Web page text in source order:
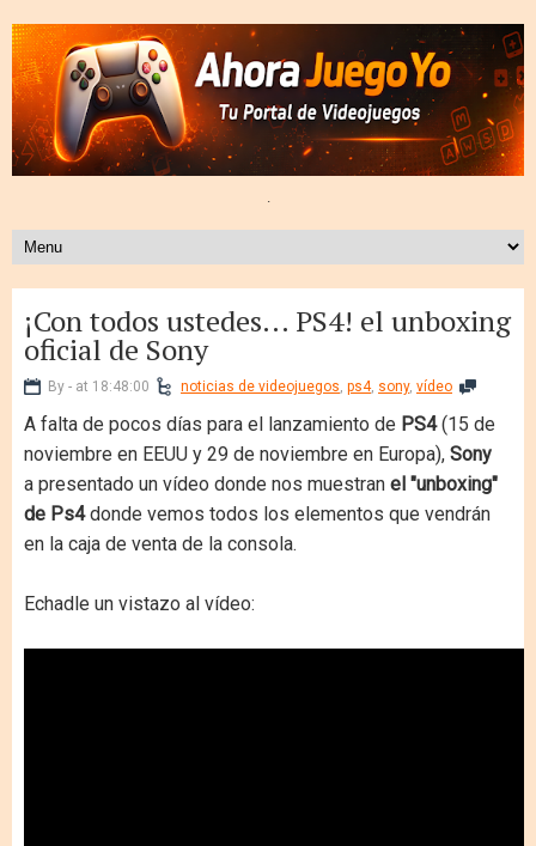
.
¡Con todos ustedes... PS4! el unboxing
oficial de Sony
By - at 18:48:00 noticias de videojuegos, ps4, sony, vídeo
A falta de pocos días para el lanzamiento de PS4(15 de
noviembre en EEUU y 29 de noviembre en Europa), Sony
a presentado un vídeo donde nos muestran el "unboxing"
de Ps4donde vemos todos los elementos que vendrán
en la caja de venta de la consola.
Echadle un vistazo al vídeo: